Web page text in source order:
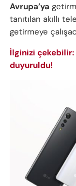
Avrupa’ya
tanıtılan akıllı
getirmeye
İlginizi çekebilir:
duyuruldu!